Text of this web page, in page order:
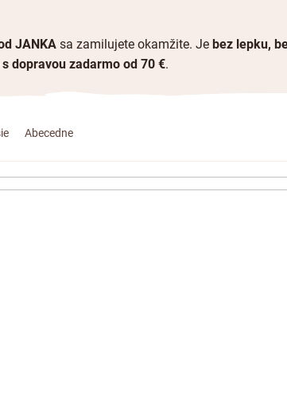
JANKA sa zamilujete okamžite. Je bez lepku,
s dopravou zadarmo od 70 €.
Abecedne